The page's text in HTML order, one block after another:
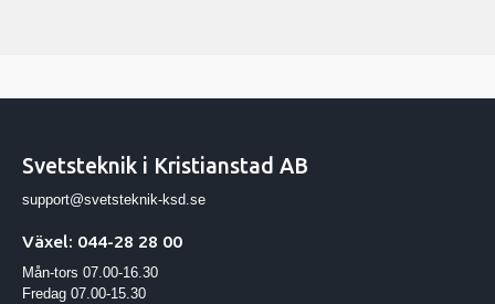
Svetsteknik i Kristianstad AB
support@svetsteknik-ksd.se
Växel: 044-28 28 00
Mån-tors 07.00-16.30
Fredag 07.00-15.30